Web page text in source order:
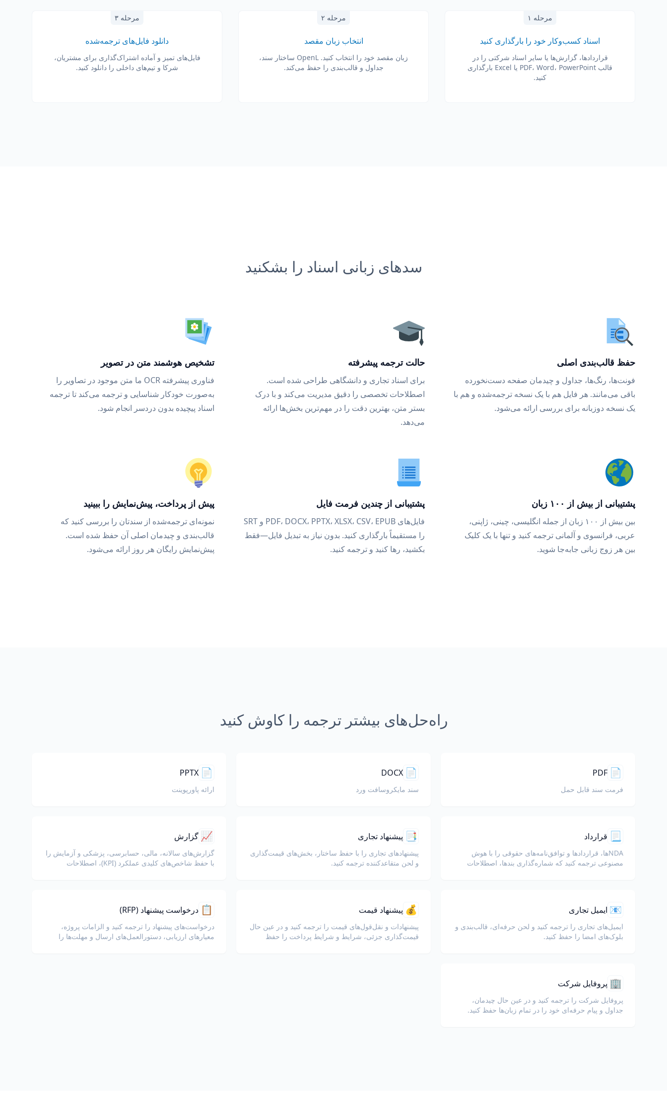
مرحله ۱
اسناد کسب‌وکار خود را بارگذاری کنید
قراردادها، گزارش‌ها یا سایر اسناد شرکتی را در
قالب PDF، Word، PowerPoint یا Excel بارگذاری
کنید.
مرحله ۲
انتخاب زبان مقصد
زبان مقصد خود را انتخاب کنید. OpenL ساختار سند،
جداول و قالب‌بندی را حفظ می‌کند.
مرحله ۳
دانلود فایل‌های ترجمه‌شده
فایل‌های تمیز و آماده اشتراک‌گذاری برای مشتریان،
شرکا و تیم‌های داخلی را دانلود کنید.
سدهای زبانی اسناد را بشکنید
حفظ قالب‌بندی اصلی
فونت‌ها، رنگ‌ها، جداول و چیدمان صفحه دست‌نخورده
باقی می‌مانند. هر فایل هم با یک نسخه ترجمه‌شده و هم با
یک نسخه دوزبانه برای بررسی ارائه می‌شود.
حالت ترجمه پیشرفته
برای اسناد تجاری و دانشگاهی طراحی شده است.
اصطلاحات تخصصی را دقیق مدیریت می‌کند و با درک
بستر متن، بهترین دقت را در مهم‌ترین بخش‌ها ارائه
می‌دهد.
تشخیص هوشمند متن در تصویر
فناوری پیشرفته OCR ما متن موجود در تصاویر را
به‌صورت خودکار شناسایی و ترجمه می‌کند تا ترجمه
اسناد پیچیده بدون دردسر انجام شود.
پشتیبانی از بیش از ۱۰۰ زبان
بین بیش از ۱۰۰ زبان از جمله انگلیسی، چینی، ژاپنی،
عربی، فرانسوی و آلمانی ترجمه کنید و تنها با یک کلیک
بین هر زوج زبانی جابه‌جا شوید.
پشتیبانی از چندین فرمت فایل
فایل‌های PDF، DOCX، PPTX، XLSX، CSV، EPUB و SRT
را مستقیماً بارگذاری کنید. بدون نیاز به تبدیل فایل—فقط
بکشید، رها کنید و ترجمه کنید.
پیش از پرداخت، پیش‌نمایش را ببینید
نمونه‌ای ترجمه‌شده از سندتان را بررسی کنید که
قالب‌بندی و چیدمان اصلی آن حفظ شده است.
پیش‌نمایش رایگان هر روز ارائه می‌شود.
راه‌حل‌های بیشتر ترجمه را کاوش کنید
📄
PDF
فرمت سند قابل حمل
📄
DOCX
سند مایکروسافت ورد
📄
PPTX
ارائه پاورپوینت
📃 قرارداد
NDAها، قراردادها و توافق‌نامه‌های حقوقی را با هوش
مصنوعی ترجمه کنید که شماره‌گذاری بندها، اصطلاحات
📑 پیشنهاد تجاری
پیشنهادهای تجاری را با حفظ ساختار، بخش‌های قیمت‌گذاری
و لحن متقاعدکننده ترجمه کنید.
📈 گزارش
گزارش‌های سالانه، مالی، حسابرسی، پزشکی و آزمایش را
با حفظ شاخص‌های کلیدی عملکرد (KPI)، اصطلاحات
📧 ایمیل تجاری
ایمیل‌های تجاری را ترجمه کنید و لحن حرفه‌ای، قالب‌بندی و
بلوک‌های امضا را حفظ کنید.
💰 پیشنهاد قیمت
پیشنهادات و نقل‌قول‌های قیمت را ترجمه کنید و در عین حال
قیمت‌گذاری جزئی، شرایط و شرایط پرداخت را حفظ
📋 درخواست پیشنهاد (RFP)
درخواست‌های پیشنهاد را ترجمه کنید و الزامات پروژه،
معیارهای ارزیابی، دستورالعمل‌های ارسال و مهلت‌ها را
🏢 پروفایل شرکت
پروفایل شرکت را ترجمه کنید و در عین حال چیدمان،
جداول و پیام حرفه‌ای خود را در تمام زبان‌ها حفظ کنید.